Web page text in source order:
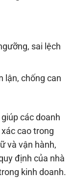
sai lệch
lận, chống can
các doanh
cao trong
và vận hành,
định của nhà
kinh doanh.